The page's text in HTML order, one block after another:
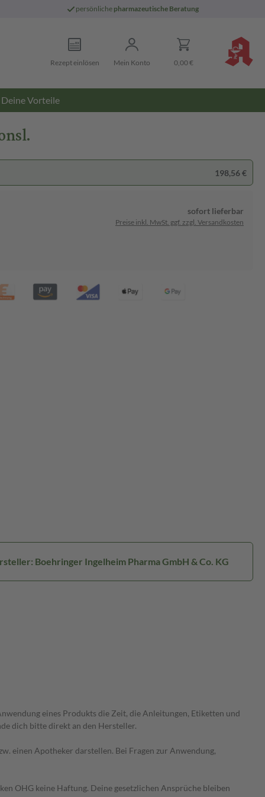
persönliche pharmazeutische Beratung
Rezept einlösen Mein Konto 0,00 €
Deine Vorteile
198,56 €
sofort lieferbar
Preise inkl. MwSt. ggf. zzgl. Versandkosten
Boehringer Ingelheim Pharma GmbH & Co. KG
eines Produkts die Zeit, die Anleitungen, Etiketten und
dich bitte direkt an den Hersteller.
einen Apotheker darstellen. Bei Fragen zur Anwendung,
OHG keine Haftung. Deine gesetzlichen Ansprüche bleiben